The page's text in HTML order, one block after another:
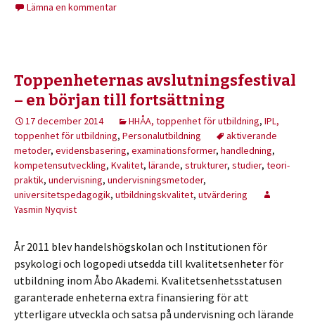
Lämna en kommentar
Toppenheternas avslutningsfestival
– en början till fortsättning
17 december 2014 HHÅA, toppenhet för utbildning, IPL,
toppenhet för utbildning, Personalutbildning
aktiverande
metoder, evidensbasering, examinationsformer, handledning,
kompetensutveckling, Kvalitet, lärande, strukturer, studier, teori-
praktik, undervisning, undervisningsmetoder,
universitetspedagogik, utbildningskvalitet, utvärdering
Yasmin Nyqvist
År 2011 blev handelshögskolan och Institutionen för
psykologi och logopedi utsedda till kvalitetsenheter för
utbildning inom Åbo Akademi. Kvalitetsenhetsstatusen
garanterade enheterna extra finansiering för att
ytterligare utveckla och satsa på undervisning och lärande